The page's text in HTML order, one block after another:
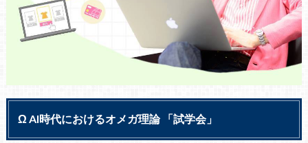
Ω AI時代におけるオメガ理論 「試学会」